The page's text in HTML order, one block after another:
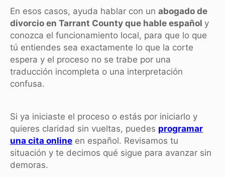
En esos casos, ayuda hablar con un abogado de
divorcio en Tarrant County que hable español y
conozca el funcionamiento local, para que lo que
tú entiendes sea exactamente lo que la corte
espera y el proceso no se trabe por una
traducción incompleta o una interpretación
confusa.
Si ya iniciaste el proceso o estás por iniciarlo y
quieres claridad sin vueltas, puedes programar
una cita online en español. Revisamos tu
situación y te decimos qué sigue para avanzar sin
demoras.